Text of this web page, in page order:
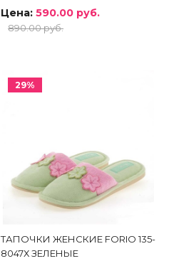
Цена: 590.00 руб.
890.00 руб.
29%
ТАПОЧКИ ЖЕНСКИЕ FORIО 135-
8047Х ЗЕЛЕНЫЕ